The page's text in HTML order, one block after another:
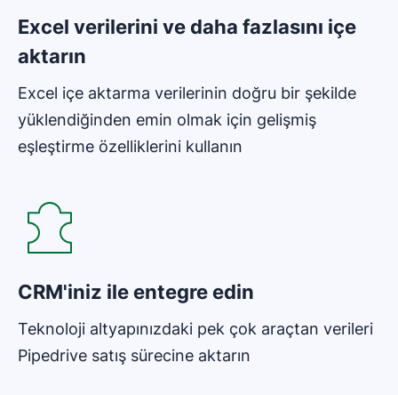
Excel verilerini ve daha fazlasını içe
aktarın
Excel içe aktarma verilerinin doğru bir şekilde
yüklendiğinden emin olmak için gelişmiş
eşleştirme özelliklerini kullanın
CRM'iniz ile entegre edin
Teknoloji altyapınızdaki pek çok araçtan verileri
Pipedrive satış sürecine aktarın